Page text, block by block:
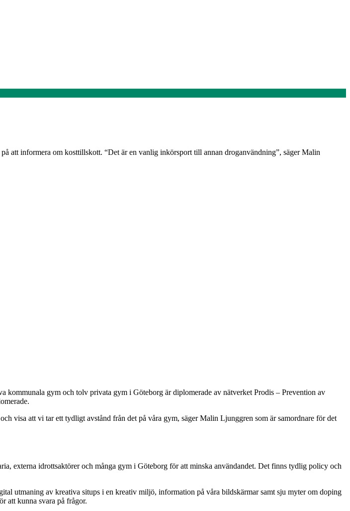
att informera om kosttillskott. “Det är en vanlig inkörsport till annan droganvändning”, säger Malin
kommunala gym och tolv privata gym i Göteborg är diplomerade av nätverket Prodis – Prevention av
visa att vi tar ett tydligt avstånd från det på våra gym, säger Malin Ljunggren som är samordnare för det
externa idrottsaktörer och många gym i Göteborg för att minska användandet. Det finns tydlig policy och
utmaning av kreativa situps i en kreativ miljö, information på våra bildskärmar samt sju myter om doping
att kunna svara på frågor.